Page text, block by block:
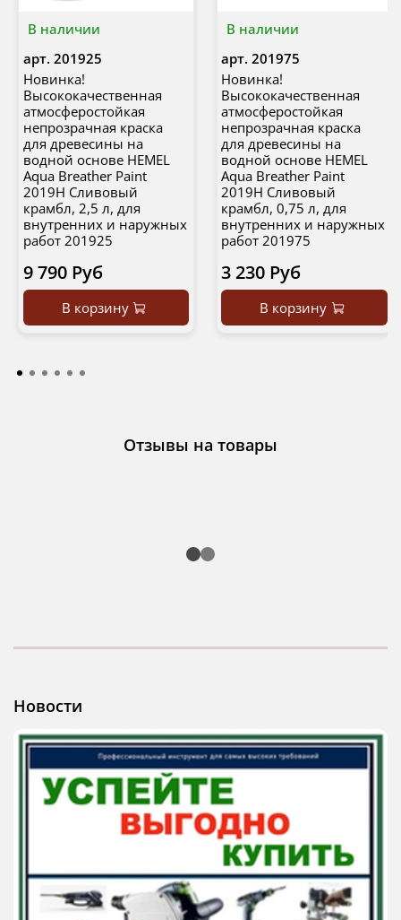
В наличии
арт. 201925
Новинка!
Высококачественная
атмосферостойкая
непрозрачная краска
для древесины на
водной основе HEMEL
Aqua Breather Paint
2019H Сливовый
крамбл, 2,5 л, для
внутренних и наружных
работ 201925
9 790 Руб
В корзину
В наличии
арт. 201975
Новинка!
Высококачественная
атмосферостойкая
непрозрачная краска
для древесины на
водной основе HEMEL
Aqua Breather Paint
2019H Сливовый
крамбл, 0,75 л, для
внутренних и наружных
работ 201975
3 230 Руб
В корзину
Отзывы на товары
Новости